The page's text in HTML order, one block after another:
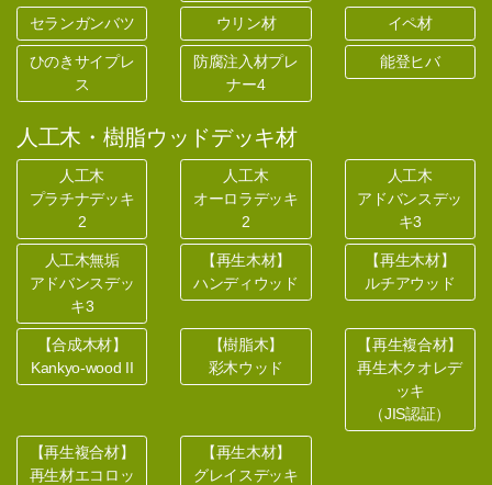
セランガンバツ ウリン材 イペ材
ひのきサイプレ
ス
防腐注入材プレ
ナー4
能登ヒバ
人工木・樹脂ウッドデッキ材
人工木
プラチナデッキ
2
人工木
オーロラデッキ
2
人工木
アドバンスデッ
キ3
人工木無垢
アドバンスデッ
キ3
【再生木材】
ハンディウッド
【再生木材】
ルチアウッド
【合成木材】
Kankyo-wood II
【樹脂木】
彩木ウッド
【再生複合材】
再生木クオレデ
ッキ
（JIS認証）
【再生複合材】
再生材エコロッ
【再生木材】
グレイスデッキ